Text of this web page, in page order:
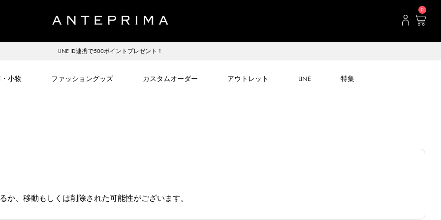
0
LINE ID連携で500ポイントプレゼント！
小物 ファッショングッズ カスタムオーダー アウトレット LINE 特集
、移動もしくは削除された可能性がございます。